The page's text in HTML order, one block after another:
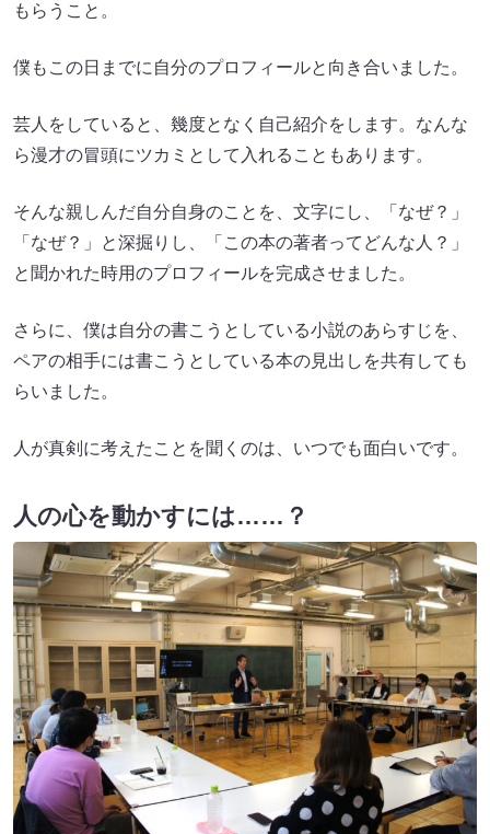
もらうこと。
僕もこの日までに自分のプロフィールと向き合いました。
芸人をしていると、幾度となく自己紹介をします。なんな
ら漫才の冒頭にツカミとして入れることもあります。
そんな親しんだ自分自身のことを、文字にし、「なぜ？」
「なぜ？」と深掘りし、「この本の著者ってどんな人？」
と聞かれた時用のプロフィールを完成させました。
さらに、僕は自分の書こうとしている小説のあらすじを、
ペアの相手には書こうとしている本の見出しを共有しても
らいました。
人が真剣に考えたことを聞くのは、いつでも面白いです。
人の心を動かすには……？